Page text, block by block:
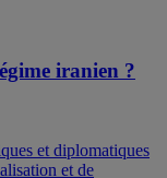
iranien ?